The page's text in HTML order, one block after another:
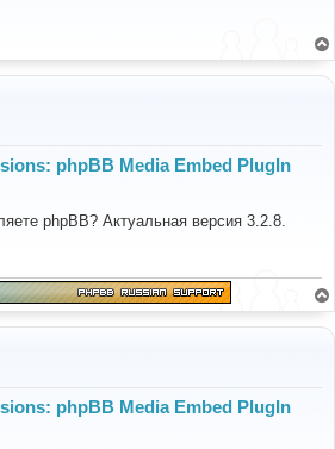
phpBB Media Embed PlugIn
phpBB? Актуальная версия 3.2.8.
phpBB Media Embed PlugIn